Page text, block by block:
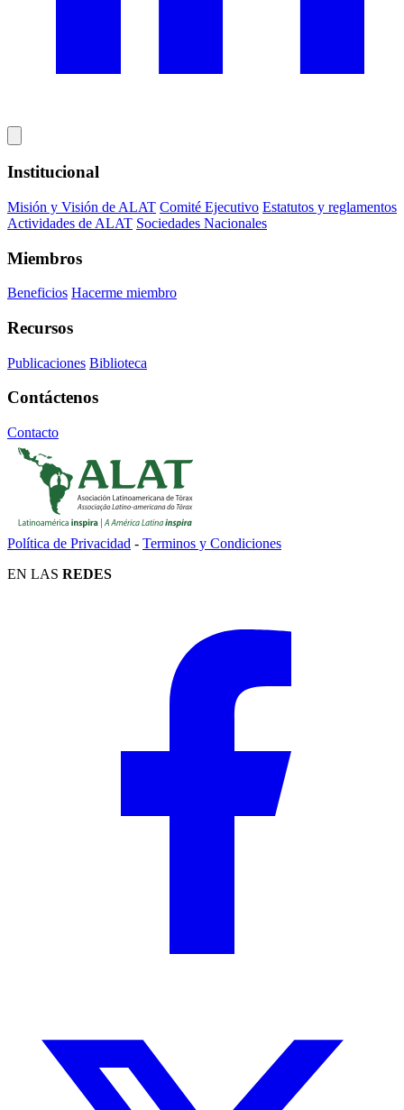
Institucional
Misión y Visión de ALAT Comité Ejecutivo Estatutos y reglamentos
Actividades de ALAT Sociedades Nacionales
Miembros
Beneficios Hacerme miembro
Recursos
Publicaciones Biblioteca
Contáctenos
Contacto
Política de Privacidad - Terminos y Condiciones
EN LAS REDES